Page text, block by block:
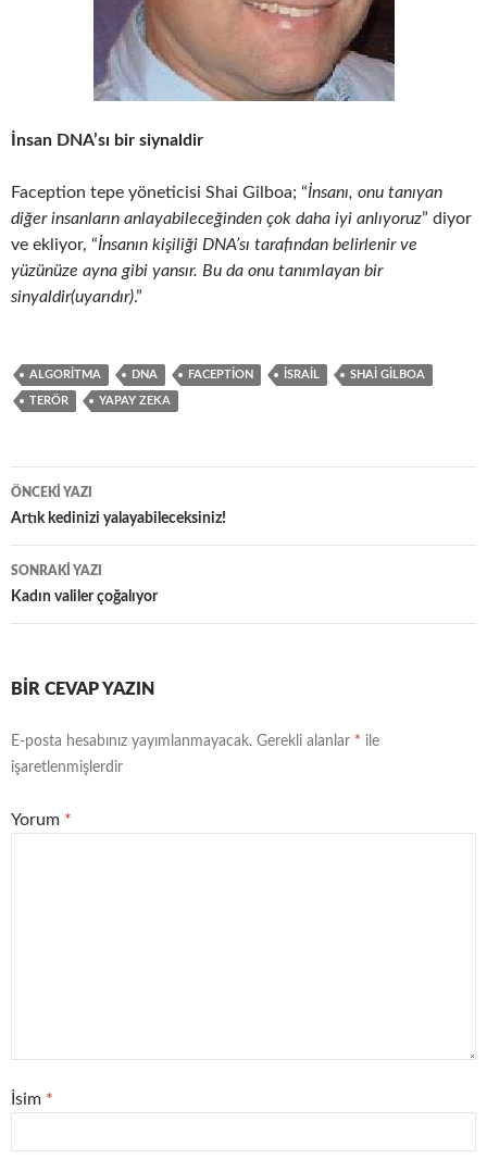
İnsan DNA’sı bir siynaldir
Faception tepe yöneticisi Shai Gilboa; “İnsanı, onu tanıyan
diğer insanların anlayabileceğinden çok daha iyi anlıyoruz” diyor
ve ekliyor, “İnsanın kişiliği DNA’sı tarafından belirlenir ve
yüzünüze ayna gibi yansır. Bu da onu tanımlayan bir
sinyaldir(uyarıdır).”
ALGORITMA DNA FACEPTION İSRAIL SHAI GILBOA
TERÖR YAPAY ZEKA
Yazı
dolaşımı
ÖNCEKI YAZI
Artık kedinizi yalayabileceksiniz!
SONRAKI YAZI
Kadın valiler çoğalıyor
BIR CEVAP YAZIN
E-posta hesabınız yayımlanmayacak. Gerekli alanlar * ile
işaretlenmişlerdir
Yorum *
İsim *